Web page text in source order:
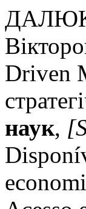
ДАЛЮК,
Driven
наук,